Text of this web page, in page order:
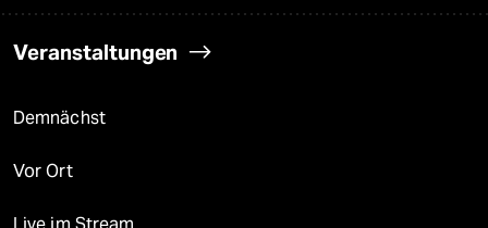
Veranstaltungen
Demnächst
Vor Ort